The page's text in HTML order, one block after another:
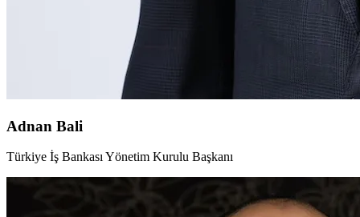
Adnan Bali
Türkiye İş Bankası Yönetim Kurulu Başkanı